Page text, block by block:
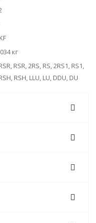
кг
RSR, 2RS, RS, 2RS1, RS1,
RSH, LLU, LU, DDU, DU